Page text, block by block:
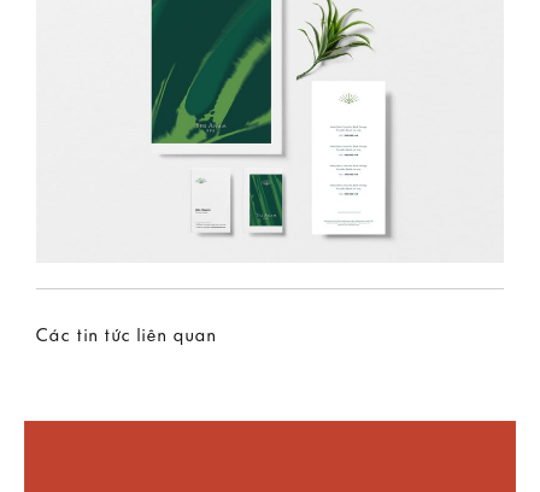
Các tin tức liên quan